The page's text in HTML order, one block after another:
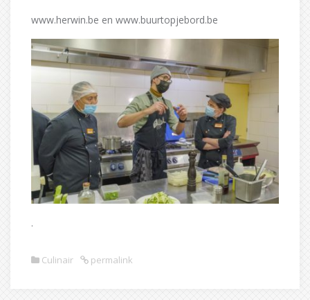
www.herwin.be en www.buurtopjebord.be
.
Culinair permalink